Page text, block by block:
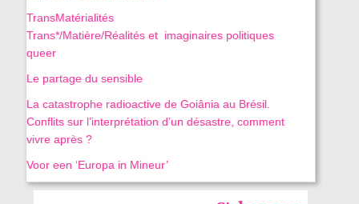
TransMatérialités
Trans*/Matière/Réalités et imaginaires politiques
queer
Le partage du sensible
La catastrophe radioactive de Goiânia au Brésil.
Conflits sur l’interprétation d’un désastre, comment
vivre après ?
Voor een ‘Europa in Mineur’